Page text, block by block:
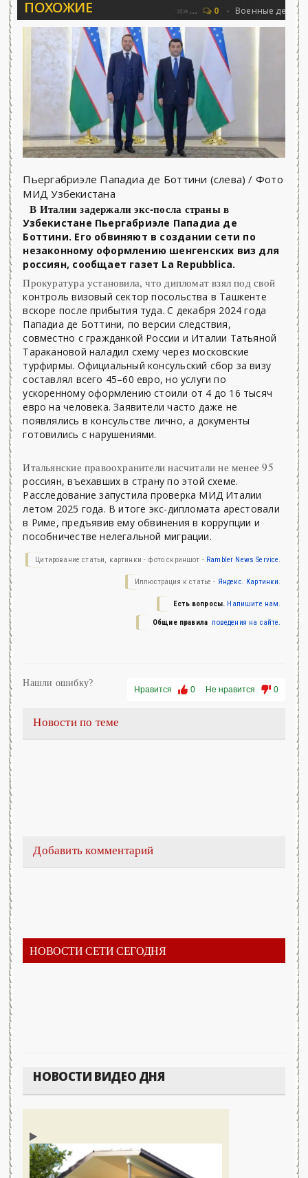
ПОХОЖИЕ
Соловьёва 25.06.2026 - «Новости»... 0 Военные действия
Пьергабриэле Пападиа де Боттини (слева) / Фото
МИД Узбекистана
В Италии задержали экс-посла страны в
Узбекистане Пьергабриэле Пападиа де
Боттини. Его обвиняют в создании сети по
незаконному оформлению шенгенских виз для
россиян, сообщает газет La Repubblica.
Прокуратура установила, что дипломат взял под свой
контроль визовый сектор посольства в Ташкенте
вскоре после прибытия туда. С декабря 2024 года
Пападиа де Боттини, по версии следствия,
совместно с гражданкой России и Италии Татьяной
Таракановой наладил схему через московские
турфирмы. Официальный консульский сбор за визу
составлял всего 45–60 евро, но услуги по
ускоренному оформлению стоили от 4 до 16 тысяч
евро на человека. Заявители часто даже не
появлялись в консульстве лично, а документы
готовились с нарушениями.
Итальянские правоохранители насчитали не менее 95
россиян, въехавших в страну по этой схеме.
Расследование запустила проверка МИД Италии
летом 2025 года. В итоге экс-дипломата арестовали
в Риме, предъявив ему обвинения в коррупции и
пособничестве нелегальной миграции.
Цитирование статьи, картинки - фото скриншот - Rambler News Service.
Иллюстрация к статье - Яндекс. Картинки.
Есть вопросы. Напишите нам.
Общие правила поведения на сайте.
Нравится 0 Не нравится 0
Нашли ошибку?
Новости по теме
Добавить комментарий
НОВОСТИ СЕТИ СЕГОДНЯ
НОВОСТИ ВИДЕО ДНЯ